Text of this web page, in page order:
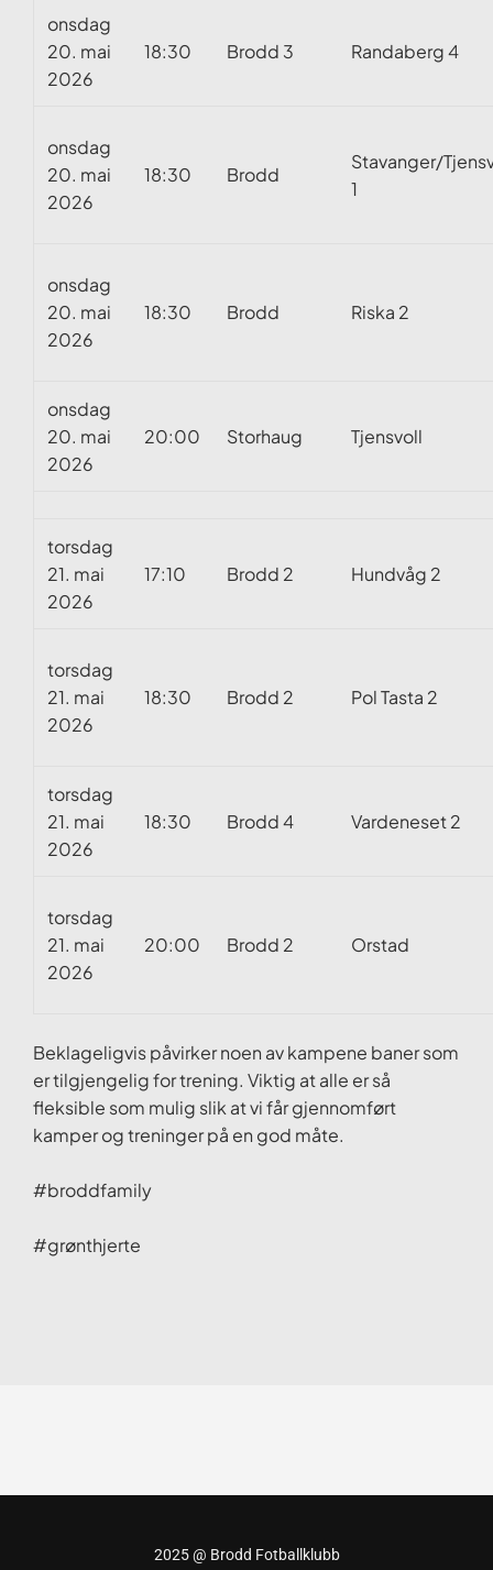
onsdag
20. mai
2026
18:30 Brodd 3 Randaberg 4
onsdag
20. mai
2026
18:30 Brodd
Stavanger/
1
onsdag
20. mai
2026
18:30 Brodd Riska 2
onsdag
20. mai
2026
20:00 Storhaug Tjensvoll
torsdag
21. mai
2026
17:10 Brodd 2 Hundvåg 2
torsdag
21. mai
2026
18:30 Brodd 2 Pol Tasta 2
torsdag
21. mai
2026
18:30 Brodd 4 Vardeneset 2
torsdag
21. mai
2026
20:00 Brodd 2 Orstad
Beklageligvis påvirker noen av kampene baner som
er tilgjengelig for trening. Viktig at alle er så
fleksible som mulig slik at vi får gjennomført
kamper og treninger på en god måte.
#broddfamily
#grønthjerte
2025 @ Brodd Fotballklubb